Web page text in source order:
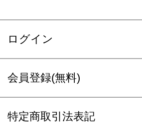
ログイン
会員登録(無料)
特定商取引法表記